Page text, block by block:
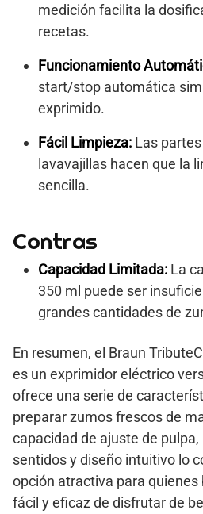
medición facilita la
recetas.
Funcionamiento
start/stop automática
exprimido.
Fácil Limpieza: Las
lavavajillas hacen que la
sencilla.
Contras
Capacidad Limitada: La
350 ml puede ser
grandes cantidades de
En resumen, el Braun
es un exprimidor eléctrico
ofrece una serie de
preparar zumos frescos de
capacidad de ajuste de
sentidos y diseño intuitivo lo
opción atractiva para
fácil y eficaz de disfrutar de